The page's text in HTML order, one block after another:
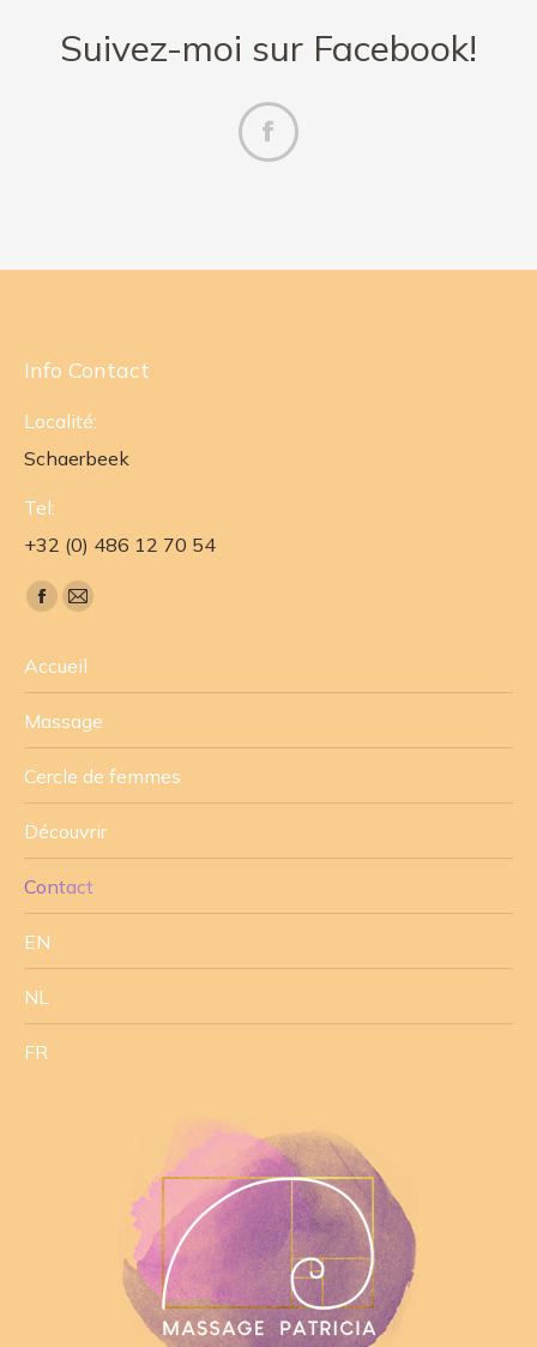
Suivez-moi sur Facebook!
Facebook
Info Contact
Localité:
Schaerbeek
Tel:
+32 (0) 486 12 70 54
Trouvez nous sur :
Facebook
opens
new
window
E-
page
in
new
window
Accueil
Massage
Cercle de femmes
Découvrir
Contact
EN
NL
FR